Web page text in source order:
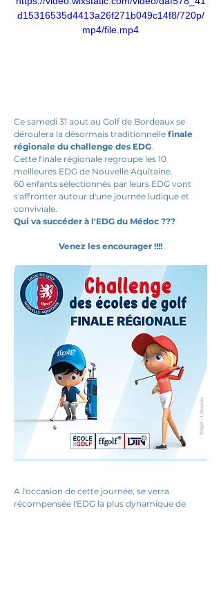
d15316535d4413a26f271b049c14f8/720p/
mp4/file.mp4
Ce samedi 31 aout au Golf de Bordeaux se
déroulera la désormais traditionnelle finale
régionale du challenge des EDG.
Cette finale régionale regroupe les 10
meilleures EDG de Nouvelle Aquitaine.
60 enfants sélectionnés par leurs EDG vont
s'affronter autour d'une journée ludique et
conviviale.
Qui va succéder à l'EDG du Médoc ???
Venez les encourager !!!!
A l'occasion de cette journée, se verra
récompensée l'EDG la plus dynamique de